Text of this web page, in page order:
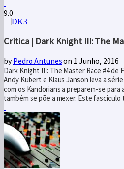
9.0
Crítica | Dark Knight III: The
byPedro Antunes on 1 Junho, 2016
Dark Knight III: The Master Race #4 de
Andy Kubert e Klaus Janson leva a
com os Kandorians a preparem-se
também se põe a mexer. Este fascículo